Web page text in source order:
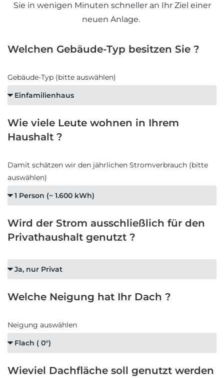
Sie in wenigen Minuten schneller an Ihr Ziel einer
neuen Anlage.
Welchen Gebäude-Typ besitzen Sie ?
Gebäude-Typ (bitte auswählen)
Wie viele Leute wohnen in Ihrem
Haushalt ?
Damit schätzen wir den jährlichen Stromverbrauch (bitte
auswählen)
Wird der Strom ausschließlich für den
Privathaushalt genutzt ?
Welche Neigung hat Ihr Dach ?
Neigung auswählen
Wieviel Dachfläche soll genutzt werden